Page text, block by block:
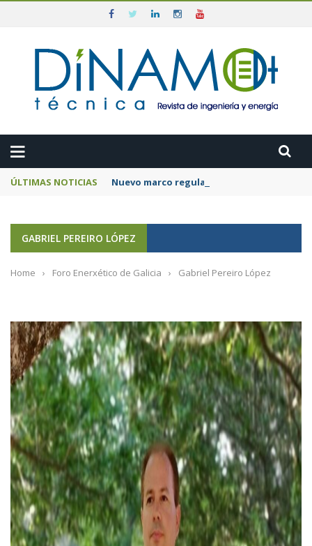
ÚLTIMAS NOTICIAS Nuevo marco regulatorio para acelerar
GABRIEL PEREIRO LÓPEZ
Home › Foro Enerxético de Galicia › Gabriel Pereiro López